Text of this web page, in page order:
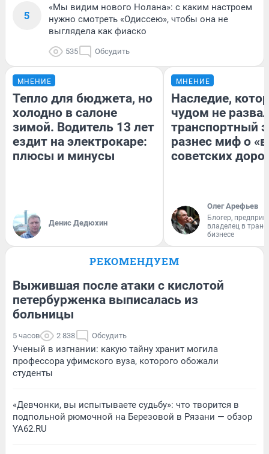
5
«Мы видим нового Нолана»: с каким настроем
нужно смотреть «Одиссею», чтобы она не
выглядела как фиаско
535 Обсудить
МНЕНИЕ
Тепло для бюджета, но
холодно в салоне
зимой. Водитель 13 лет
ездит на электрокаре:
плюсы и минусы
Денис Дедюхин
МНЕНИЕ
Наследие,
чудом не
транспортный
разнес миф о
советских
Олег Арефьев
Блогер,
владелец в
бизнесе
РЕКОМЕНДУЕМ
Выжившая после атаки с кислотой
петербурженка выписалась из
больницы
5 часов 2 838 Обсудить
Ученый в изгнании: какую тайну хранит могила
профессора уфимского вуза, которого обожали
студенты
«Девчонки, вы испытываете судьбу»: что творится в
подпольной рюмочной на Березовой в Рязани — обзор
YA62.RU